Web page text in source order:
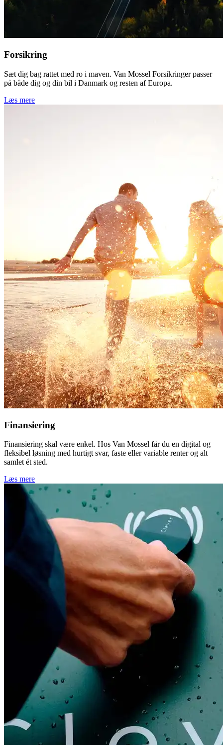
Forsikring
Sæt dig bag rattet med ro i maven. Van Mossel Forsikringer passer
på både dig og din bil i Danmark og resten af Europa.
Læs mere
Finansiering
Finansiering skal være enkel. Hos Van Mossel får du en digital og
fleksibel løsning med hurtigt svar, faste eller variable renter og alt
samlet ét sted.
Læs mere